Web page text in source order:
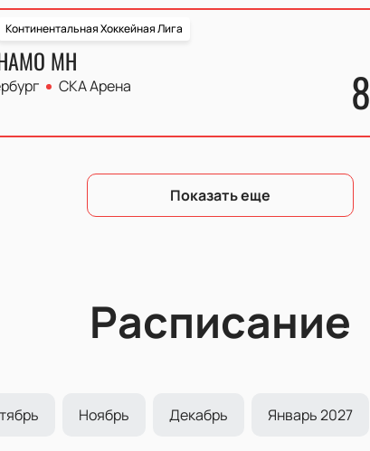
Континентальная Хоккейная Лига
МН
СКА Арена 8
Показать еще
Расписание
Ноябрь Декабрь Январь 2027